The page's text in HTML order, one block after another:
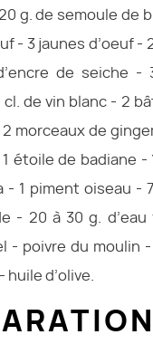
g. de semoule de
- 3 jaunes d’oeuf -
de seiche -
de vin blanc - 2
morceaux de
étoile de badiane -
- 1 piment oiseau -
- 20 à 30 g. d’eau
- poivre du moulin
huile d’olive.